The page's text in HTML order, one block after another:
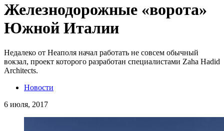
Железнодорожные «ворота»
Южной Италии
Недалеко от Неаполя начал работать не совсем обычный
вокзал, проект которого разработан специалистами Zaha Hadid
Architects.
Новости
6 июля, 2017